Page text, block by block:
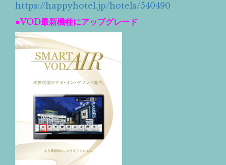
https://happyhotel.jp/hotels/540490
●VOD最新機種にアップグレード